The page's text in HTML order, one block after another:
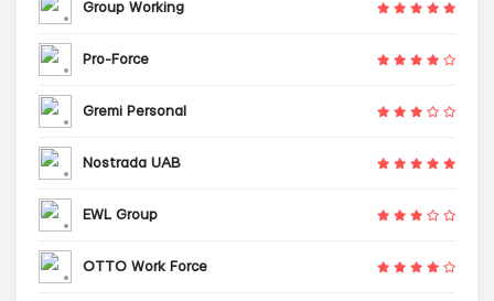
Group Working
Pro-Force
Gremi Personal
Nostrada UAB
EWL Group
OTTO Work Force